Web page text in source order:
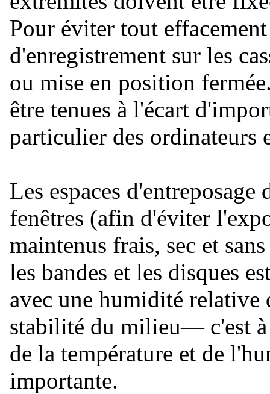
Pour éviter tout
d'enregistrement sur les
ou mise en position
être tenues à l'écart
particulier des ordinateurs
Les espaces
fenêtres (afin d'éviter
maintenus frais, sec et
les bandes et les disques
avec une humidité
stabilité du milieu— c'est
de la température et de
importante.